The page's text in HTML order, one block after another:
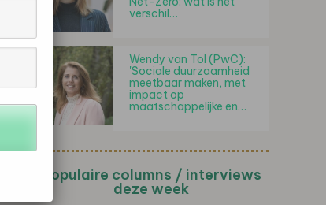
verschil…
Wendy van Tol (PwC):
'Sociale duurzaamheid
meetbaar maken, met
impact op
maatschappelijke en…
Populaire columns / interviews
deze week